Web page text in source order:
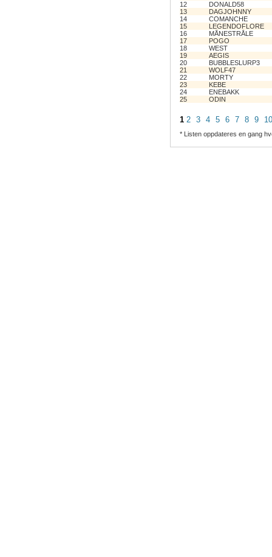
12
DONALD58
13
DAGJOHNNY
14
COMANCHE
15
LEGENDOFLORE
16
MÅNESTRÅLE
17
POGO
18
WEST
19
AEGIS
20
BUBBLESLURP3
21
WOLF47
22
MORTY
23
KEBE
24
ENEBAKK
25
ODIN
1 2 3 4 5 6 7 8 9 10
* Listen oppdateres en gang